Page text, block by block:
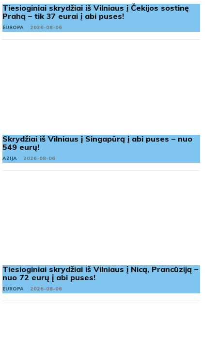
Tiesioginiai skrydžiai iš Vilniaus į Čekijos sostinę
Prahą – tik 37 eurai į abi puses!
EUROPA 2026-08-06
Skrydžiai iš Vilniaus į Singapūrą į abi puses – nuo
549 eurų!
AZIJA 2026-08-06
Tiesioginiai skrydžiai iš Vilniaus į Nicą, Prancūziją –
nuo 72 eurų į abi puses!
EUROPA 2026-08-06